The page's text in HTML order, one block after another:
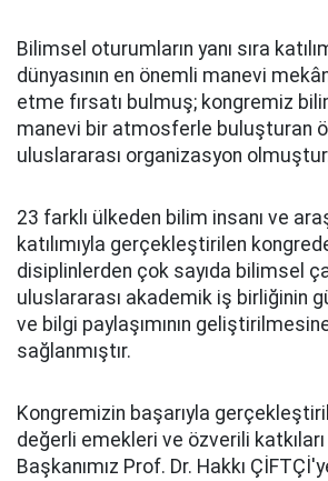
Bilimsel oturumların yanı sıra
dünyasının en önemli manevi
etme fırsatı bulmuş; kongremiz
manevi bir atmosferle buluşturan
uluslararası organizasyon
23 farklı ülkeden bilim insanı ve
katılımıyla gerçekleştirilen
disiplinlerden çok sayıda bilimsel
uluslararası akademik iş birliğinin
ve bilgi paylaşımının
sağlanmıştır.
Kongremizin başarıyla
değerli emekleri ve özverili
Başkanımız Prof. Dr. Hakkı